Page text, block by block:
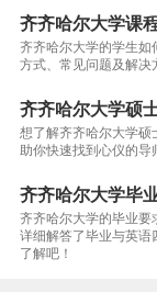
齐齐哈尔大学课
齐齐哈尔大学的学生如
方式、常见问题及解决
齐齐哈尔大学硕
想了解齐齐哈尔大学硕
助你快速找到心仪的导
齐齐哈尔大学毕
齐齐哈尔大学的毕业要
详细解答了毕业与英语
了解吧！